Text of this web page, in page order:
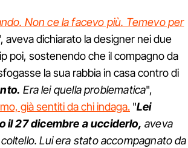
Non ce la facevo più. Temevo per
aveva dichiarato la designer nei due
poi, sostenendo che il compagno da
la sua rabbia in casa contro di
Era lei quella problematica",
già sentiti da chi indaga. "Lei
il 27 dicembre a ucciderlo, aveva
Lui era stato accompagnato da